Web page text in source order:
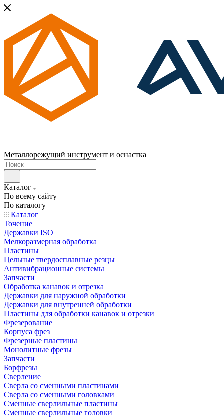
Металлорежущий инструмент и оснастка
Каталог
По всему сайту
По каталогу
Каталог
Точение
Державки ISO
Мелкоразмерная обработка
Пластины
Цельные твердосплавные резцы
Антивибрационные системы
Запчасти
Обработка канавок и отрезка
Державки для наружной обработки
Державки для внутренней обработки
Пластины для обработки канавок и отрезки
Фрезерование
Корпуса фрез
Фрезерные пластины
Монолитные фрезы
Запчасти
Борфрезы
Сверление
Сверла со сменными пластинами
Сверла со сменными головками
Сменные сверлильные пластины
Сменные сверлильные головки